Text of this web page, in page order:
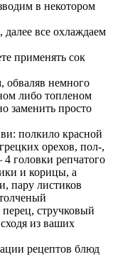
в некотором
все охлаждаем
применять сок
обваляв немного
либо топленом
заменить просто
полкило красной
орехов, пол-,
4 головки репчатого
и корицы, а
пару листиков
стручковый
из ваших
рецептов блюд